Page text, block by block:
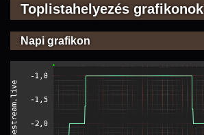
Toplistahelyezés grafikonok
Napi grafikon